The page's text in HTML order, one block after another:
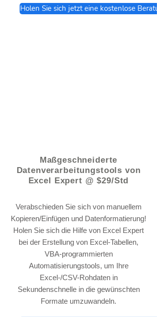
Holen Sie sich jetzt eine kostenlose
Maßgeschneiderte
Datenverarbeitungstools von
Excel Expert @ $29/Std
Verabschieden Sie sich von manuellem
Kopieren/Einfügen und Datenformatierung!
Holen Sie sich die Hilfe von Excel Expert
bei der Erstellung von Excel-Tabellen,
VBA-programmierten
Automatisierungstools, um Ihre
Excel-/CSV-Rohdaten in
Sekundenschnelle in die gewünschten
Formate umzuwandeln.